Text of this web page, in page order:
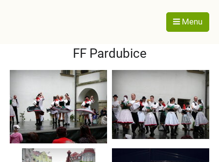
Menu
FF Pardubice